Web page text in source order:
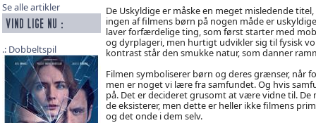
Se alle artikler
Dobbeltspil
De Uskyldige er måske en meget misledende titel,
ingen af filmens børn på nogen måde er
laver forfærdelige ting, som først starter med
og dyrplageri, men hurtigt udvikler sig til fysisk
kontrast står den smukke natur, som danner
Filmen symboliserer børn og deres grænser, når
men er noget vi lære fra samfundet. Og hvis
på. Det er decideret grusomt at være vidne til.
de eksisterer, men dette er heller ikke filmens
og det onde i dem selv.